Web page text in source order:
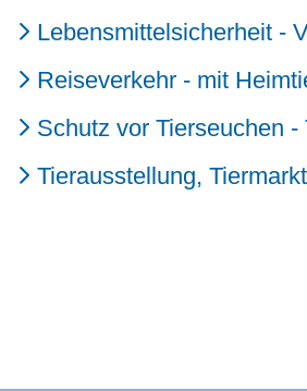
Lebensmittelsicherheit -
Reiseverkehr - mit
Schutz vor Tierseuchen
Tierausstellung,